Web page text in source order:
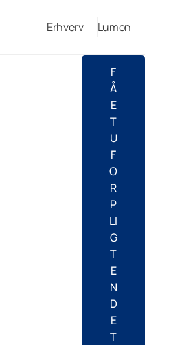
Erhverv Lumon
F
Å
E
T
U
F
O
R
P
LI
G
T
E
N
D
E
T